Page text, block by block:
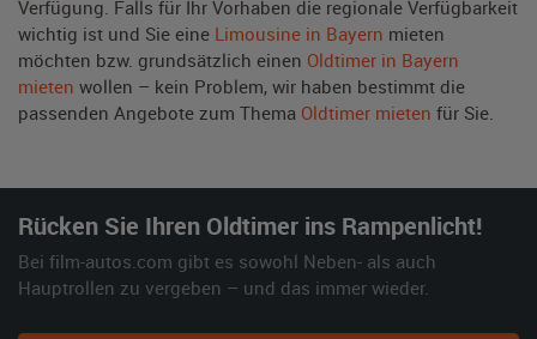
Verfügung. Falls für Ihr Vorhaben die regionale Verfügbarkeit
wichtig ist und Sie eine Limousine in Bayern mieten
möchten bzw. grundsätzlich einen Oldtimer in Bayern
mieten wollen – kein Problem, wir haben bestimmt die
passenden Angebote zum Thema Oldtimer mieten für Sie.
Rücken Sie Ihren Oldtimer ins Rampenlicht!
Bei film-autos.com gibt es sowohl Neben- als auch
Hauptrollen zu vergeben – und das immer wieder.